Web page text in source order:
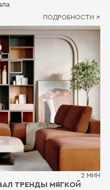
ПОДРОБНОСТИ ↗
2 МИН
ТРЕНДЫ МЯГКОЙ